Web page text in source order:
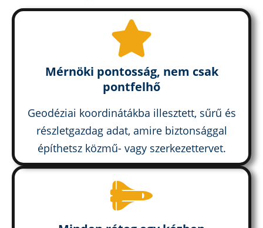
Mérnöki pontosság, nem csak
pontfelhő
Geodéziai koordinátákba illesztett, sűrű és
részletgazdag adat, amire biztonsággal
építhetsz közmű- vagy szerkezettervet.